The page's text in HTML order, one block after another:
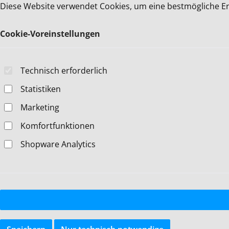
Cookie-Voreinstellungen
Diese Website verwendet Cookies, um eine bestmögliche
Diese Website verwendet Cookies, um eine bestmögliche
Cookie-Voreinstellungen
Technisch erforderlich
Statistiken
Marketing
Komfortfunktionen
Shopware Analytics